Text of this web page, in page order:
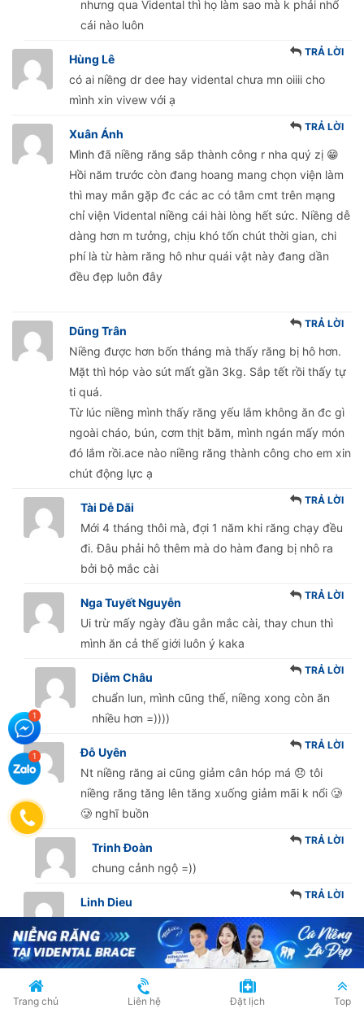
nhưng qua Vidental thì họ làm sao mà k phải nhổ
cái nào luôn
Hùng Lê
TRẢ LỜI
có ai niềng dr dee hay vidental chưa mn oiiii cho
mình xin vivew với ạ
Xuân Ánh
TRẢ LỜI
Mình đã niềng răng sắp thành công r nha quý zị 😁
Hồi năm trước còn đang hoang mang chọn viện làm
thì may mắn gặp đc các ac có tâm cmt trên mạng
chỉ viện Vidental niềng cái hài lòng hết sức. Niềng dễ
dàng hơn m tưởng, chịu khó tốn chút thời gian, chi
phí là từ hàm răng hô như quái vật này đang dần
đều đẹp luôn đây
Dũng Trân
TRẢ LỜI
Niềng được hơn bốn tháng mà thấy răng bị hô hơn.
Mặt thì hóp vào sút mất gần 3kg. Sắp tết rồi thấy tự
ti quá.
Từ lúc niềng mình thấy răng yếu lắm không ăn đc gì
ngoài cháo, bún, cơm thịt băm, mình ngán mấy món
đó lắm rồi.ace nào niềng răng thành công cho em xin
chút động lực ạ
Tài Dễ Dãi
TRẢ LỜI
Mới 4 tháng thôi mà, đợi 1 năm khi răng chạy đều
đi. Đâu phải hô thêm mà do hàm đang bị nhô ra
bởi bộ mắc cài
Nga Tuyết Nguyễn
TRẢ LỜI
Ui trừ mấy ngày đầu gắn mắc cài, thay chun thì
mình ăn cả thế giới luôn ý kaka
Diễm Châu
TRẢ LỜI
chuẩn lun, mình cũng thế, niềng xong còn ăn
nhiều hơn =))))
Đỗ Uyên
TRẢ LỜI
Nt niềng răng ai cũng giảm cân hóp má 😞 tôi
niềng răng tăng lên tăng xuống giảm mãi k nổi 🥲
🥲 nghĩ buồn
Trinh Đoàn
TRẢ LỜI
chung cảnh ngộ =))
Linh Dieu
TRẢ LỜI
cố gắng lên b , chịu khó nhai nhiều cho đỡ hóp má
. trc mình niềng phải tìm hiểu tham khảo kĩ lắm sau
mới chọn bên ViDental Brace để niềng may mắn là
sau 6 tháng là răng mình cải thiện khá ổn b ạ
Trang chủ Liên hệ Đặt lịch Top